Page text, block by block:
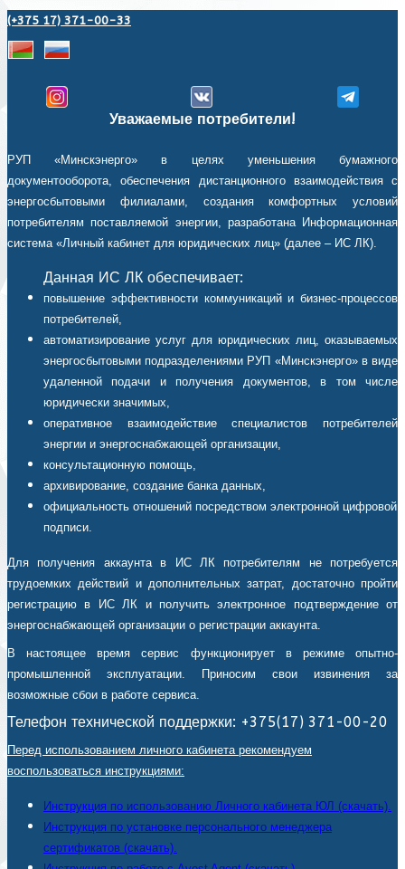
(+375 17) 371-00-33
Уважаемые потребители!
РУП «Минскэнерго» в целях уменьшения бумажного
документооборота, обеспечения дистанционного взаимодействия с
энергосбытовыми филиалами, создания комфортных условий
потребителям поставляемой энергии, разработана Информационная
система «Личный кабинет для юридических лиц» (далее – ИС ЛК).
Данная ИС ЛК обеспечивает:
повышение эффективности коммуникаций и бизнес-процессов
потребителей,
автоматизирование услуг для юридических лиц, оказываемых
энергосбытовыми подразделениями РУП «Минскэнерго» в виде
удаленной подачи и получения документов, в том числе
юридически значимых,
оперативное взаимодействие специалистов потребителей
энергии и энергоснабжающей организации,
консультационную помощь,
архивирование, создание банка данных,
официальность отношений посредством электронной цифровой
подписи.
Для получения аккаунта в ИС ЛК потребителям не потребуется
трудоемких действий и дополнительных затрат, достаточно пройти
регистрацию в ИС ЛК и получить электронное подтверждение от
энергоснабжающей организации о регистрации аккаунта.
В настоящее время сервис функционирует в режиме опытно-
промышленной эксплуатации. Приносим свои извинения за
возможные сбои в работе сервиса.
Телефон технической поддержки: +375(17) 371-00-20
Перед использованием личного кабинета рекомендуем
воспользоваться инструкциями:
Инструкция по использованию Личного кабинета ЮЛ (скачать).
Инструкция по установке персонального менеджера
сертификатов (скачать).